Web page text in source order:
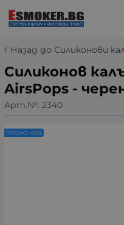
Назад до Силиконови
Силиконов
AirsPops -
Арт.№: 2340
ПРОМО -40%